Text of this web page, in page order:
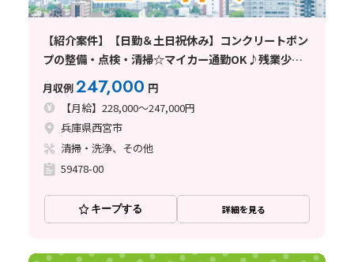
【紹介案件】【日勤＆土日祝休み】コンクリートポン
プの整備・点検・清掃☆マイカー通勤OK♪残業少な
月収例247,000 円
【月給】228,000～247,000円
兵庫県西宮市
清掃・洗浄、その他
59478-00
キープする 詳細を見る